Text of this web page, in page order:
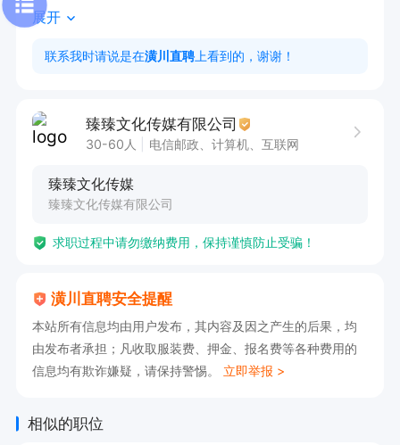
少可以6000到手。
5.每天工作3-4个小时
带薪培训，包吃住。
展开
联系我时请说是在潢川直聘 上看到的，谢谢！
臻臻文化传媒有限公司
30-60人 电信邮政、计算机、互联网
臻臻文化传媒
臻臻文化传媒有限公司
求职过程中请勿缴纳费用，保持谨慎防止受骗！
潢川直聘安全提醒
本站所有信息均由用户发布，其内容及因之产生的后果，均
由发布者承担；凡收取服装费、押金、报名费等各种费用的
信息均有欺诈嫌疑，请保持警惕。 立即举报 >
相似的职位